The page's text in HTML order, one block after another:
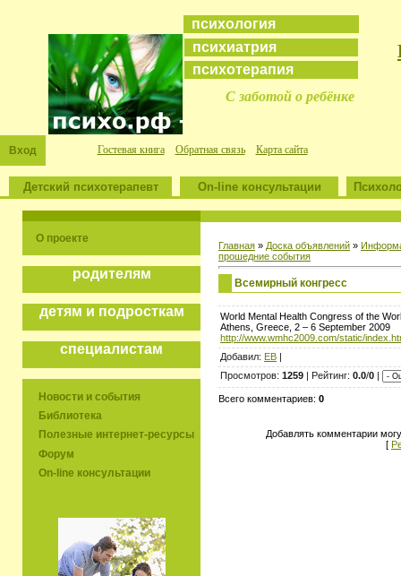
психология
психиатрия
психотерапия
С заботой о ребёнке
Вход Гостевая книга Обратная связь Карта сайта
Детский психотерапевт On-line консультации
О проекте
родителям
детям и подросткам
специалистам
Новости и события
Библиотека
Полезные интернет-ресурсы
Форум
On-line консультации
Главная » Доска объявлений »
прошедние события
Всемирный конгресс
World Mental Health Congress of the
Athens, Greece, 2 – 6 September 2009
http://www.wmhc2009.com/static/
Добавил: ЕВ |
Просмотров: 1259 | Рейтинг: 0.0/0 |
Всего комментариев: 0
Добавлять комментарии
[